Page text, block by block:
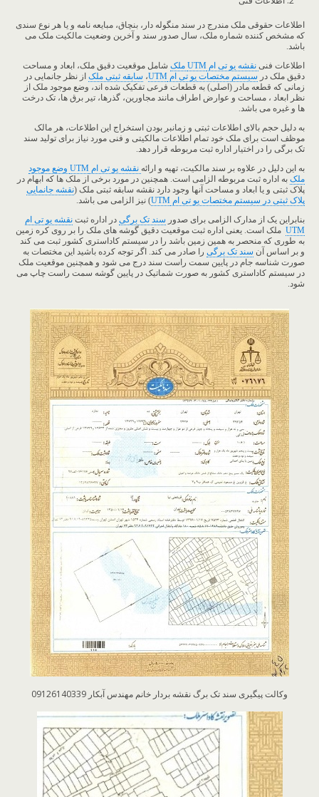
اطلاعات حقوقی ملک مندرج در سند منگوله دار، بنچاق، مبایعه نامه و یا هر نوع سندی
که مشخص کننده شماره ملک، سال صدور سند و آخرین وضعیت مالکیت ملک می
باشد.
اطلاعات فنی نقشه یو تی ام UTM ملک شامل موقعیت دقیق ملک، ابعاد و مساحت
دقیق ملک در سیستم مختصات یو تی ام UTM، سابقه ثبتی ملک از نظر جانمایی در
زمانی که قطعه مادر (اصلی) به قطعات فرعی تفکیک شده اند، وضع موجود ملک از
نظر ابعاد ، مساحت و عوارض اطراف مانند مجاورین، گذرها، تیر برق ها، تک درخت
ها و غیره می باشد.
به دلیل حجم بالای اطلاعات ثبتی و زمانبر بودن استخراج این اطلاعات، هر مالک
موظف است برای ملک خود تمام اطلاعات مالکیتی و فنی مورد نیاز برای تولید سند
تک برگی را در اختیار اداره ثبت مربوطه قرار دهد.
به این دلیل در علاوه بر سند مالکیت، تهیه و ارائه نقشه یو تی ام UTM وضع موجود
ملک به اداره ثبت مربوطه الزامی است. همچنین در مورد برخی از ملک ها که ابهام در
پلاک ثبتی و یا ابعاد و مساحت آنها وجود دارد نقشه سابقه ثبتی ملک (نقشه جانمایی
پلاک ثبتی در سیستم مختصات یو تی ام UTM) نیز الزامی می باشد.
بنابراین یک از مدارک الزامی برای صدور سند تک برگی در اداره ثبت نقشه یو تی ام
UTM ملک است. یعنی اداره ثبت موقعیت دقیق گوشه های ملک را بر روی کره زمین
به طوری که منحصر به همین زمین باشد را در سیستم کاداستری کشور ثبت می کند
و بر اساس آن سند تک برگی را صادر می کند. اگر توجه کرده باشید این مختصات به
صورت شناسه جام در پایین سمت راست سند درج می شود و همچنین موقعیت ملک
در سیستم کاداستری کشور به صورت شماتیک در پایین گوشه سمت راست چاپ می
شود.
وکالت پیگیری سند تک برگ نقشه بردار خانم مهندس آبکار 09126140339